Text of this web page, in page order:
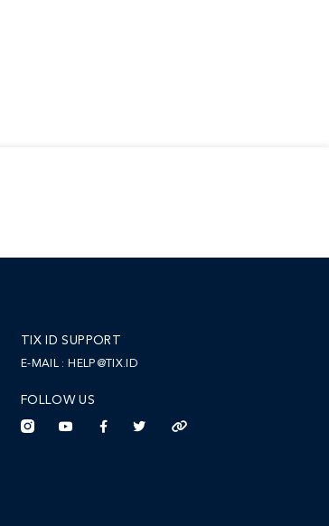
TIX ID SUPPORT
E-MAIL : HELP@TIX.ID
FOLLOW US